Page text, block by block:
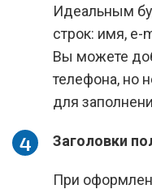
Идеальным
строк: имя, e-
Вы можете
телефона, но
для
Заголовки
При